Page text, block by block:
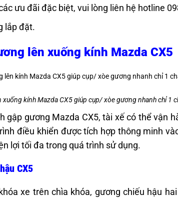
ưu đãi đặc biệt, vui lòng liên hệ hotline
lắp đặt.
lên xuống kính Mazda CX5
xuống kính Mazda CX5 giúp cụp/ xòe gương nhanh chỉ 1
gập gương Mazda CX5, tài xế có thể vận
điều khiển được tích hợp thông minh
lợi tối đa trong quá trình sử dụng.
CX5
xe trên chìa khóa, gương chiếu hậu